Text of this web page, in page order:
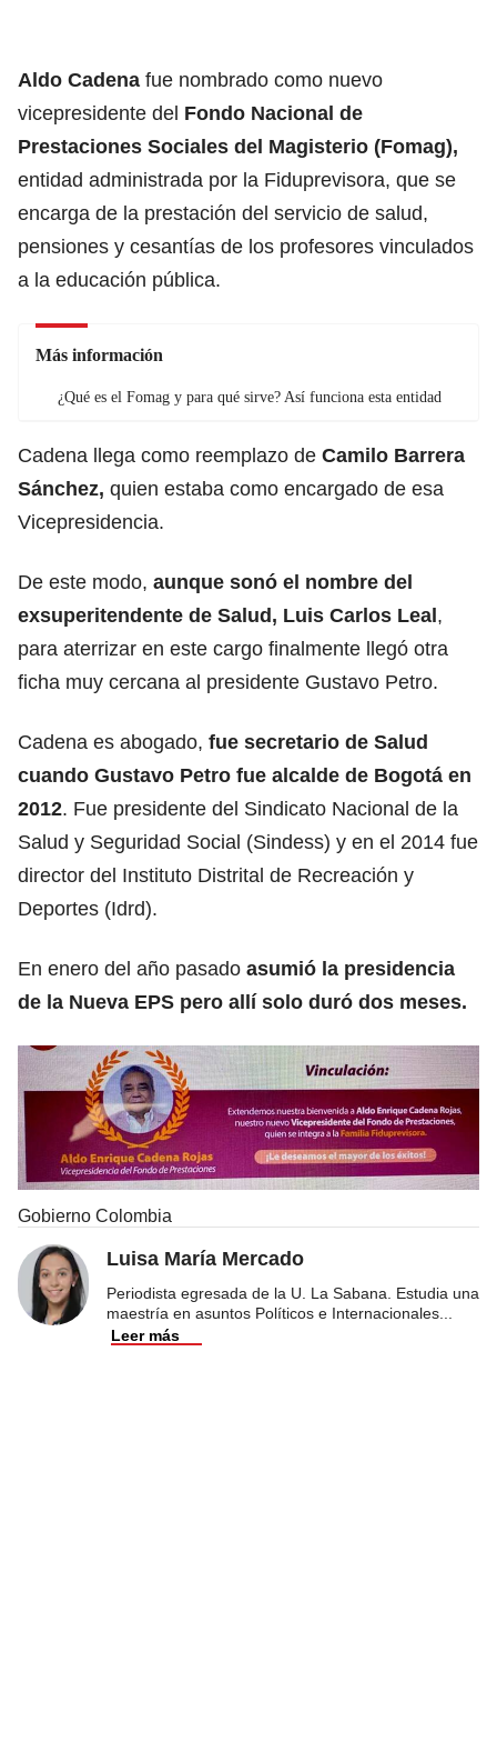
Aldo Cadena fue nombrado como nuevo
vicepresidente del Fondo Nacional de
Prestaciones Sociales del Magisterio (Fomag),
entidad administrada por la Fiduprevisora, que se
encarga de la prestación del servicio de salud,
pensiones y cesantías de los profesores vinculados
a la educación pública.
Más información
¿Qué es el Fomag y para qué sirve? Así funciona esta entidad
Cadena llega como reemplazo de Camilo Barrera
Sánchez, quien estaba como encargado de esa
Vicepresidencia.
De este modo, aunque sonó el nombre del
exsuperitendente de Salud, Luis Carlos Leal,
para aterrizar en este cargo finalmente llegó otra
ficha muy cercana al presidente Gustavo Petro.
Cadena es abogado, fue secretario de Salud
cuando Gustavo Petro fue alcalde de Bogotá en
2012. Fue presidente del Sindicato Nacional de la
Salud y Seguridad Social (Sindess) y en el 2014 fue
director del Instituto Distrital de Recreación y
Deportes (Idrd).
En enero del año pasado asumió la presidencia
de la Nueva EPS pero allí solo duró dos meses.
Gobierno Colombia
Luisa María Mercado
Periodista egresada de la U. La Sabana. Estudia una
maestría en asuntos Políticos e Internacionales
Leer más